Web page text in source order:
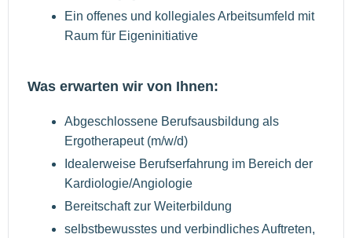
Ein offenes und kollegiales Arbeitsumfeld mit
Raum für Eigeninitiative
Was erwarten wir von Ihnen:
Abgeschlossene Berufsausbildung als
Ergotherapeut (m/w/d)
Idealerweise Berufserfahrung im Bereich der
Kardiologie/Angiologie
Bereitschaft zur Weiterbildung
selbstbewusstes und verbindliches Auftreten,